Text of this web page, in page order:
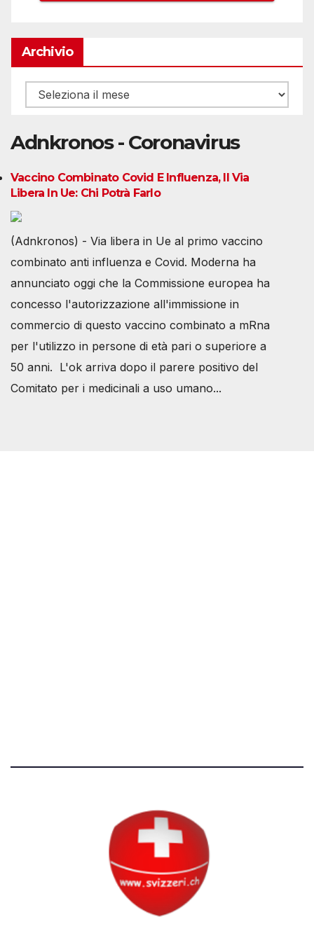
Archivio
Archivio
Adnkronos - Coronavirus
Vaccino Combinato Covid E Influenza, Il Via
Libera In Ue: Chi Potrà Farlo
(Adnkronos) - Via libera in Ue al primo vaccino
combinato anti influenza e Covid. Moderna ha
annunciato oggi che la Commissione europea ha
concesso l'autorizzazione all'immissione in
commercio di questo vaccino combinato a mRna
per l'utilizzo in persone di età pari o superiore a
50 anni. L'ok arriva dopo il parere positivo del
Comitato per i medicinali a uso umano...